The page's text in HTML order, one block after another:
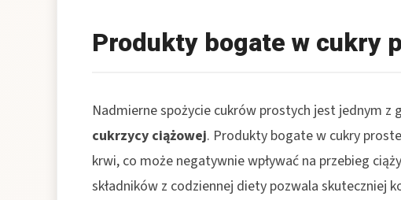
Produkty bogate w cukry
Nadmierne spożycie cukrów prostych jest jednym z
cukrzycy ciążowej. Produkty bogate w cukry
krwi, co może negatywnie wpływać na przebieg
składników z codziennej diety pozwala skuteczniej